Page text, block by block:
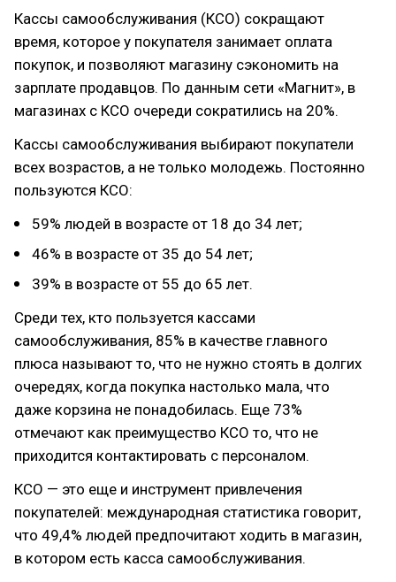
Кассы самообслуживания (КСО) сокращают
время, которое у покупателя занимает оплата
покупок, и позволяют магазину сэкономить на
зарплате продавцов. По данным сети «Магнит», в
магазинах с КСО очереди сократились на 20%.
Кассы самообслуживания выбирают покупатели
всех возрастов, а не только молодежь. Постоянно
пользуются КСО:
59% людей в возрасте от 18 до 34 лет;
46% в возрасте от 35 до 54 лет;
39% в возрасте от 55 до 65 лет.
Среди тех, кто пользуется кассами
самообслуживания, 85% в качестве главного
плюса называют то, что не нужно стоять в долгих
очередях, когда покупка настолько мала, что
даже корзина не понадобилась. Еще 73%
отмечают как преимущество КСО то, что не
приходится контактировать с персоналом.
КСО — это еще и инструмент привлечения
покупателей: международная статистика говорит,
что 49,4% людей предпочитают ходить в магазин,
в котором есть касса самообслуживания.